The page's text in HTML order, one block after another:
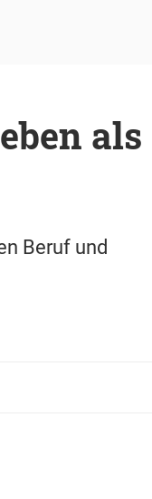
als
Beruf und